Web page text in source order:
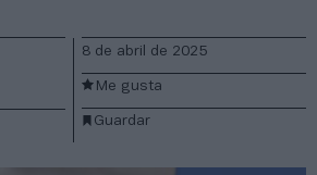
8 de abril de 2025
Guardar
Me gusta